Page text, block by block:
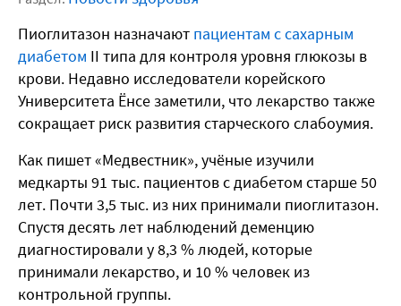
Пиоглитазон назначают пациентам с сахарным
диабетом II типа для контроля уровня глюкозы в
крови. Недавно исследователи корейского
Университета Ёнсе заметили, что лекарство также
сокращает риск развития старческого слабоумия.
Как пишет «Медвестник», учёные изучили
медкарты 91 тыс. пациентов с диабетом старше 50
лет. Почти 3,5 тыс. из них принимали пиоглитазон.
Спустя десять лет наблюдений деменцию
диагностировали у 8,3 % людей, которые
принимали лекарство, и 10 % человек из
контрольной группы.